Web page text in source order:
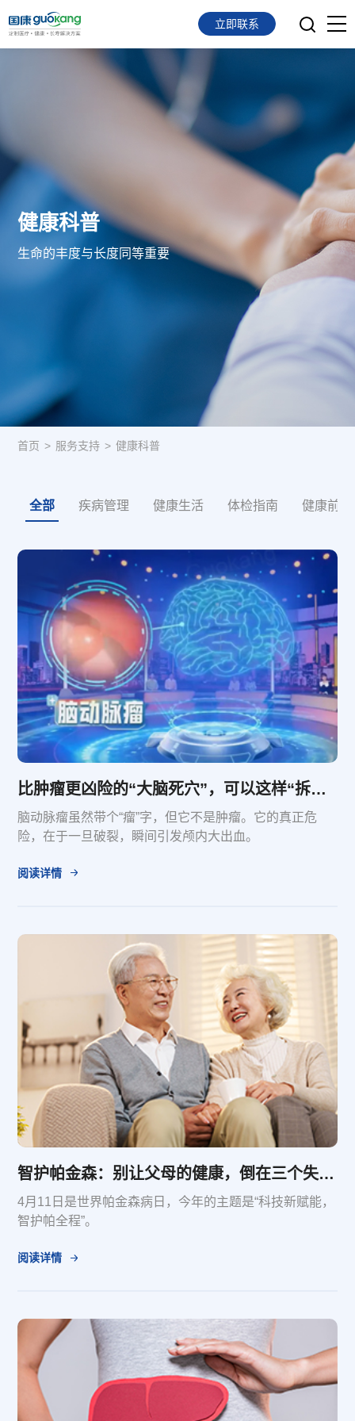
服务支持
关于我们
立即联系
健康科普
生命的丰度与长度同等重要
首页 > 服务支持 > 健康科普
全部 疾病管理 健康生活 体检指南 健康前沿
比肿瘤更凶险的“大脑死穴”，可以这样“拆除”它
脑动脉瘤虽然带个“瘤”字，但它不是肿瘤。它的真正危
险，在于一旦破裂，瞬间引发颅内大出血。
阅读详情
智护帕金森：别让父母的健康，倒在三个失误里
4月11日是世界帕金森病日，今年的主题是“科技新赋能，
智护帕全程”。
阅读详情